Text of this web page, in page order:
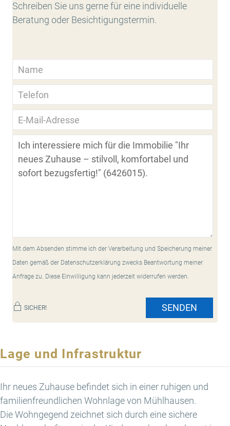
Schreiben Sie uns gerne für eine individuelle
Beratung oder Besichtigungstermin.
Mit dem Absenden stimme ich der Verarbeitung und Speicherung meiner
Daten gemäß der Datenschutzerklärung zwecks Beantwortung meiner
Anfrage zu. Diese Einwilligung kann jederzeit widerrufen werden.
SICHER! SENDEN
Lage und Infrastruktur
Ihr neues Zuhause befindet sich in einer ruhigen und
familienfreundlichen Wohnlage von Mühlhausen.
Die Wohngegend zeichnet sich durch eine sichere